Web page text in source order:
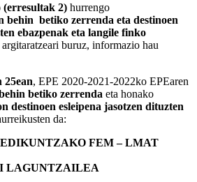
(erresultak 2) hurrengo
behin betiko zerrenda eta destinoen
ebazpenak eta langile finko
argitaratzeari buruz, informazio hau
25ean, EPE 2020-2021-2022ko EPEaren
betiko zerrenda eta honako
destinoen esleipena jasotzen dituzten
da:
FEM – LMAT
LAGUNTZAILEA